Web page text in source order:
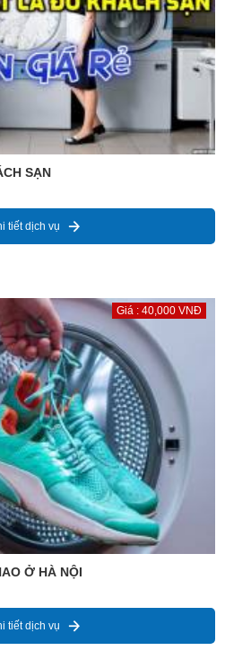
SẠN
tiết dịch vụ
Giá : 40,000 VNĐ
Ở HÀ NỘI
tiết dịch vụ